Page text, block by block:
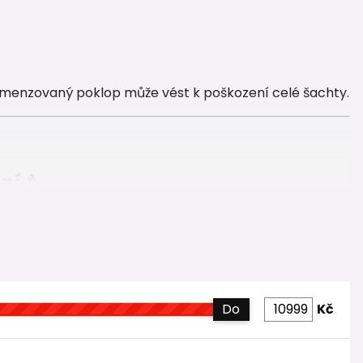
poklop může vést k poškození celé šachty.
🔧
Do Kč